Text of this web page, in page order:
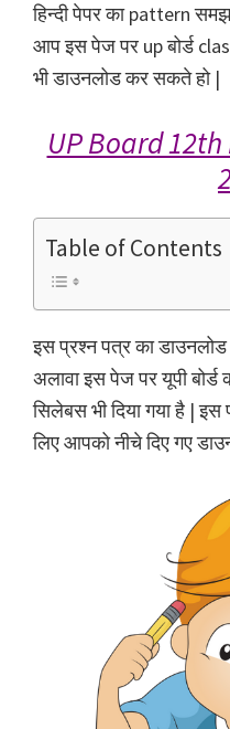
हिन्दी पेपर का pattern
आप इस पेज पर up बोर्ड
भी डाउनलोड कर सकते हो |
UP Board
Table of Contents
इस प्रश्न पत्र का
अलावा इस पेज पर यूपी बोर्ड
सिलेबस भी दिया गया है |
लिए आपको नीचे दिए गए